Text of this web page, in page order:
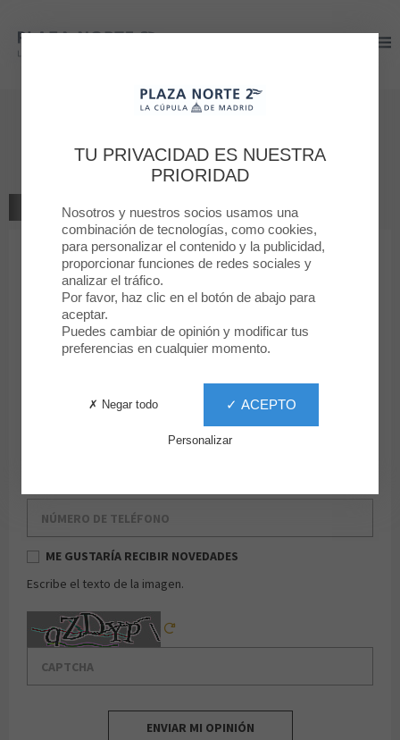
Jamaica
VOLVER A LA TIENDA
Tu clasificación 5
4
3
2
Mensaje
ME GUSTARÍA RECIBIR NOVEDADES
Escribe el texto de la imagen.
Captcha
ENVIAR MI OPINIÓN
TU PRIVACIDAD ES NUESTRA
PRIORIDAD
Nosotros y nuestros socios usamos una
combinación de tecnologías, como cookies,
para personalizar el contenido y la publicidad,
proporcionar funciones de redes sociales y
analizar el tráfico.
Por favor, haz clic en el botón de abajo para
aceptar.
Puedes cambiar de opinión y modificar tus
preferencias en cualquier momento.
✓ ACEPTO
✗ Negar todo
Personalizar